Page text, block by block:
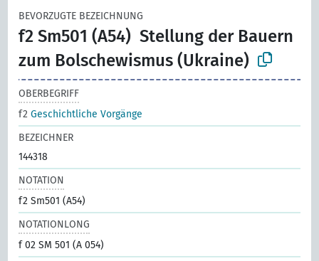
BEVORZUGTE BEZEICHNUNG
f2 Sm501 (A54) Stellung der Bauern
zum Bolschewismus (Ukraine)
OBERBEGRIFF
f2Geschichtliche Vorgänge
BEZEICHNER
144318
NOTATION
f2 Sm501 (A54)
NOTATIONLONG
f 02 SM 501 (A 054)